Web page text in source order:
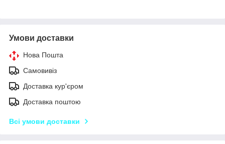
Умови доставки
Нова Пошта
Самовивіз
Доставка кур'єром
Доставка поштою
Всі умови доставки